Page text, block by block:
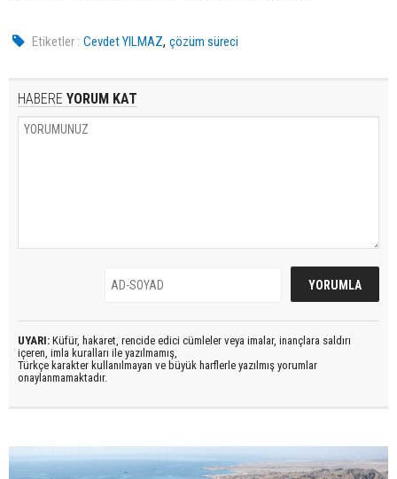
Etiketler : Cevdet YILMAZ,çözüm süreci
HABERE YORUM KAT
UYARI: Küfür, hakaret, rencide edici cümleler veya imalar, inançlara saldırı
içeren, imla kuralları ile yazılmamış,
Türkçe karakter kullanılmayan ve büyük harflerle yazılmış yorumlar
onaylanmamaktadır.